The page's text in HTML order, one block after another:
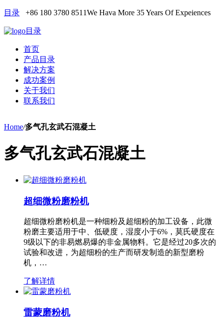
目录 +86 180 3780 8511We Hava More 35 Years Of Expeiences
目录
首页
产品目录
解决方案
成功案例
关于我们
联系我们
Home/多气孔玄武石混凝土
多气孔玄武石混凝土
超细微粉磨粉机
超细微粉磨粉机是一种细粉及超细粉的加工设备，此微
粉磨主要适用于中、低硬度，湿度小于6%，莫氏硬度在
9级以下的非易燃易爆的非金属物料。它是经过20多次的
试验和改进，为超细粉的生产而研发制造的新型磨粉
机，…
了解详情
雷蒙磨粉机